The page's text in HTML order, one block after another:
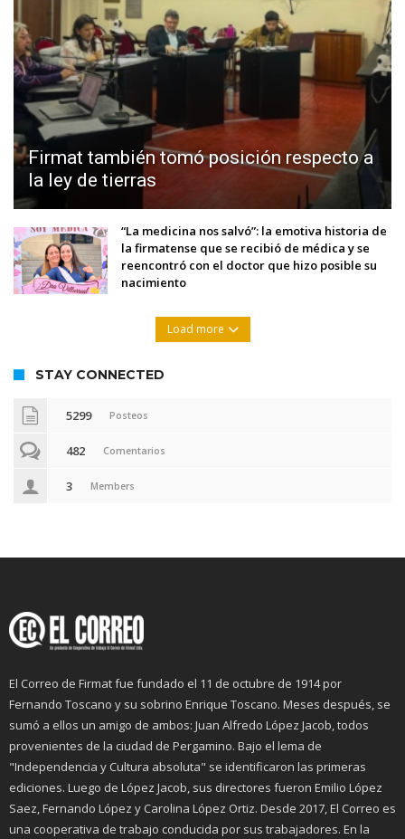
Firmat también tomó posición respecto a
la ley de tierras
“La medicina nos salvó”: la emotiva historia de
la firmatense que se recibió de médica y se
reencontró con el doctor que hizo posible su
nacimiento
Load more
STAY CONNECTED
5299 Posteos
482 Comentarios
3 Members
El Correo de Firmat fue fundado el 11 de octubre de 1914 por
Fernando Toscano y su sobrino Enrique Toscano. Meses después, se
sumó a ellos un amigo de ambos: Juan Alfredo López Jacob, todos
provenientes de la ciudad de Pergamino. Bajo el lema de
"Independencia y Cultura absoluta" se identificaron las primeras
ediciones. Luego de López Jacob, sus directores fueron Emilio López
Saez, Fernando López y Carolina López Ortiz. Desde 2017, El Correo es
una cooperativa de trabajo conducida por sus trabajadores. En la